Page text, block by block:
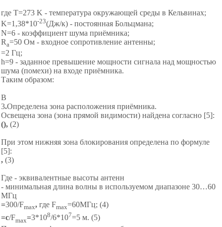
где T=273 K - температура окружающей среды в Кельвинах;
K=1,38*10-23(Дж/к) - постоянная Больцмана;
N=6 - коэффициент шума приёмника;
Ra=50 Ом - входное сопротивление антенны;
=2 Гц;
h=9 - заданное превышение мощности сигнала над мощностью
шума (помехи) на входе приёмника.
Таким образом:
В
3.Определена зона расположения приёмника.
Освещена зона (зона прямой видимости) найдена согласно [5]:
(), (2)
При этом нижняя зона блокирования определена по формуле
[5]:
, (3)
Где - эквивалентные высоты антенн
- минимальная длина волны в используемом диапазоне 30…60
МГц
=300/Fmax, где Fmax=60МГц; (4)
=с/Fmax=3*108/6*107=5 м. (5)